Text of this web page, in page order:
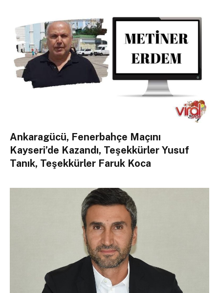
Ankaragücü, Fenerbahçe Maçını
Kayseri’de Kazandı, Teşekkürler Yusuf
Tanık, Teşekkürler Faruk Koca